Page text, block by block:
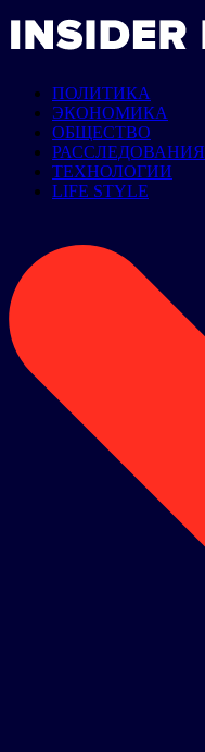
ПОЛИТИКА
ЭКОНОМИКА
ОБЩЕСТВО
РАССЛЕДОВАНИЯ
ТЕХНОЛОГИИ
LIFE STYLE